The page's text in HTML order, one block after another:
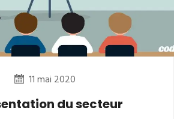
11 mai 2020
du secteur